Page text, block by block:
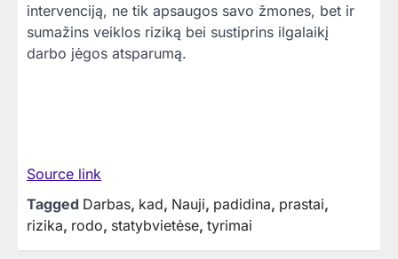
intervenciją, ne tik apsaugos savo žmones, bet ir
sumažins veiklos riziką bei sustiprins ilgalaikį
darbo jėgos atsparumą.
Source link
Tagged Darbas, kad, Nauji, padidina, prastai,
rizika, rodo, statybvietėse, tyrimai